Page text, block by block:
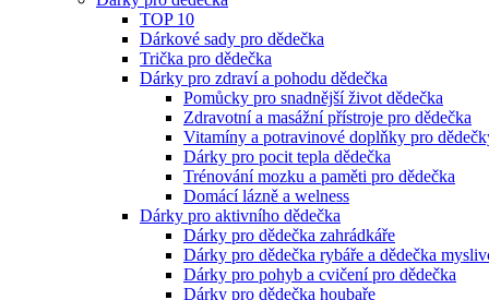
TOP 10
Dárkové sady pro dědečka
Trička pro dědečka
Dárky pro zdraví a pohodu dědečka
Pomůcky pro snadnější život dědečka
Zdravotní a masážní přístroje pro dědečka
Vitamíny a potravinové doplňky pro
Dárky pro pocit tepla dědečka
Trénování mozku a paměti pro dědečka
Domácí lázně a welness
Dárky pro aktivního dědečka
Dárky pro dědečka zahrádkáře
Dárky pro dědečka rybáře a dědečka
Dárky pro pohyb a cvičení pro dědečka
Dárky pro dědečka houbaře